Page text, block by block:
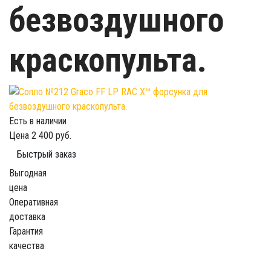
безвоздушного
краскопульта.
Есть в наличии
Цена 2 400 руб.
Быстрый заказ
Выгодная
цена
Оперативная
доставка
Гарантия
качества